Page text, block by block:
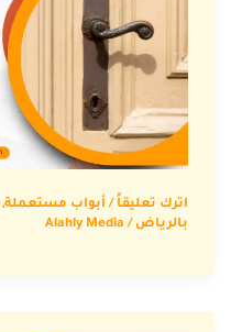
اترك تعليقاً / أبواب مستعملة,
بالرياض /
Alahly Media